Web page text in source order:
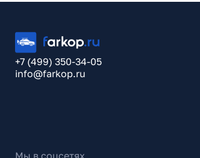
+7 (499) 350-34-05
info@farkop.ru
Мы в соцсетях